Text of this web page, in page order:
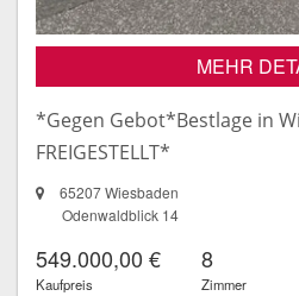
MEHR
*Gegen Gebot*Bestlage in
FREIGESTELLT*
65207 Wiesbaden
Odenwaldblick 14
549.000,00 €
Kaufpreis
8
Zimmer